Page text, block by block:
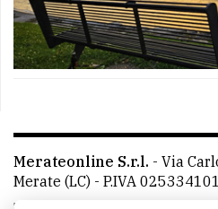
Merateonline S.r.l. - Via
Merate (LC) - P.IVA